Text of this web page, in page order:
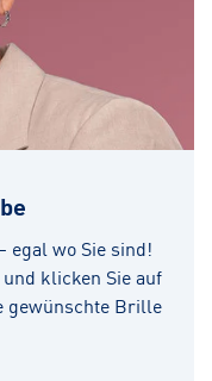
egal wo Sie sind!
klicken Sie auf
gewünschte Brille